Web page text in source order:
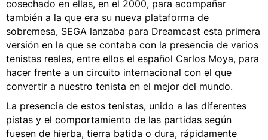
cosechado en ellas, en el 2000, para acompañar
también a la que era su nueva plataforma de
sobremesa, SEGA lanzaba para Dreamcast esta primera
versión en la que se contaba con la presencia de varios
tenistas reales, entre ellos el español Carlos Moya, para
hacer frente a un circuito internacional con el que
convertir a nuestro tenista en el mejor del mundo.
La presencia de estos tenistas, unido a las diferentes
pistas y el comportamiento de las partidas según
fuesen de hierba, tierra batida o dura, rápidamente